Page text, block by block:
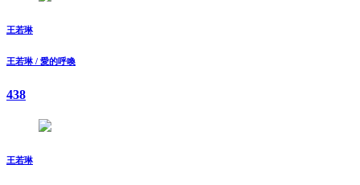
王若琳
王若琳 / 愛的呼喚
438
王若琳